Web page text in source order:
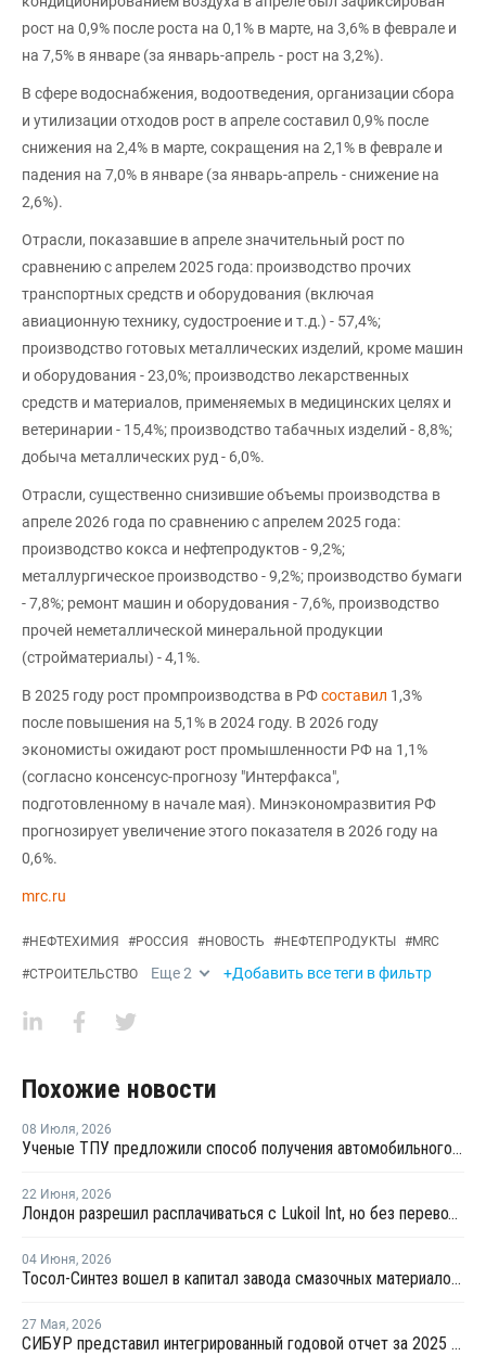
рост на 0,9% после роста на 0,1% в марте, на 3,6% в феврале и
на 7,5% в январе (за январь-апрель - рост на 3,2%).
В сфере водоснабжения, водоотведения, организации сбора
и утилизации отходов рост в апреле составил 0,9% после
снижения на 2,4% в марте, сокращения на 2,1% в феврале и
падения на 7,0% в январе (за январь-апрель - снижение на
2,6%).
Отрасли, показавшие в апреле значительный рост по
сравнению с апрелем 2025 года: производство прочих
транспортных средств и оборудования (включая
авиационную технику, судостроение и т.д.) - 57,4%;
производство готовых металлических изделий, кроме машин
и оборудования - 23,0%; производство лекарственных
средств и материалов, применяемых в медицинских целях и
ветеринарии - 15,4%; производство табачных изделий - 8,8%;
добыча металлических руд - 6,0%.
Отрасли, существенно снизившие объемы производства в
апреле 2026 года по сравнению с апрелем 2025 года:
производство кокса и нефтепродуктов - 9,2%;
металлургическое производство - 9,2%; производство бумаги
- 7,8%; ремонт машин и оборудования - 7,6%, производство
прочей неметаллической минеральной продукции
(стройматериалы) - 4,1%.
В 2025 году рост промпроизводства в РФсоставил 1,3%
после повышения на 5,1% в 2024 году. В 2026 году
экономисты ожидают рост промышленности РФ на 1,1%
(согласно консенсус-прогнозу "Интерфакса",
подготовленному в начале мая). Минэкономразвития РФ
прогнозирует увеличение этого показателя в 2026 году на
0,6%.
mrc.ru
#НЕФТЕХИМИЯ #РОССИЯ #НОВОСТЬ #НЕФТЕПРОДУКТЫ #MRC
#СТРОИТЕЛЬСТВО Еще2 +Добавить все теги в фильтр
Похожие новости
08 Июля, 2026
Ученые ТПУ предложили способ получения автомобильного бензина из пластиковых отходов
22 Июня, 2026
Лондон разрешил расплачиваться с Lukoil Int, но без перевода средств Лукойлу
04 Июня, 2026
Тосол-Синтез вошел в капитал завода смазочных материалов "Девон"
27 Мая, 2026
СИБУР представил интегрированный годовой отчет за 2025 год